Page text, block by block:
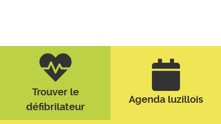
Trouver le
défibrilateur
Agenda luzillois